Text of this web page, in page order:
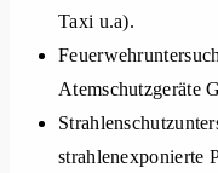
Taxi u.a).
Atemschutzgeräte
strahlenexponierte